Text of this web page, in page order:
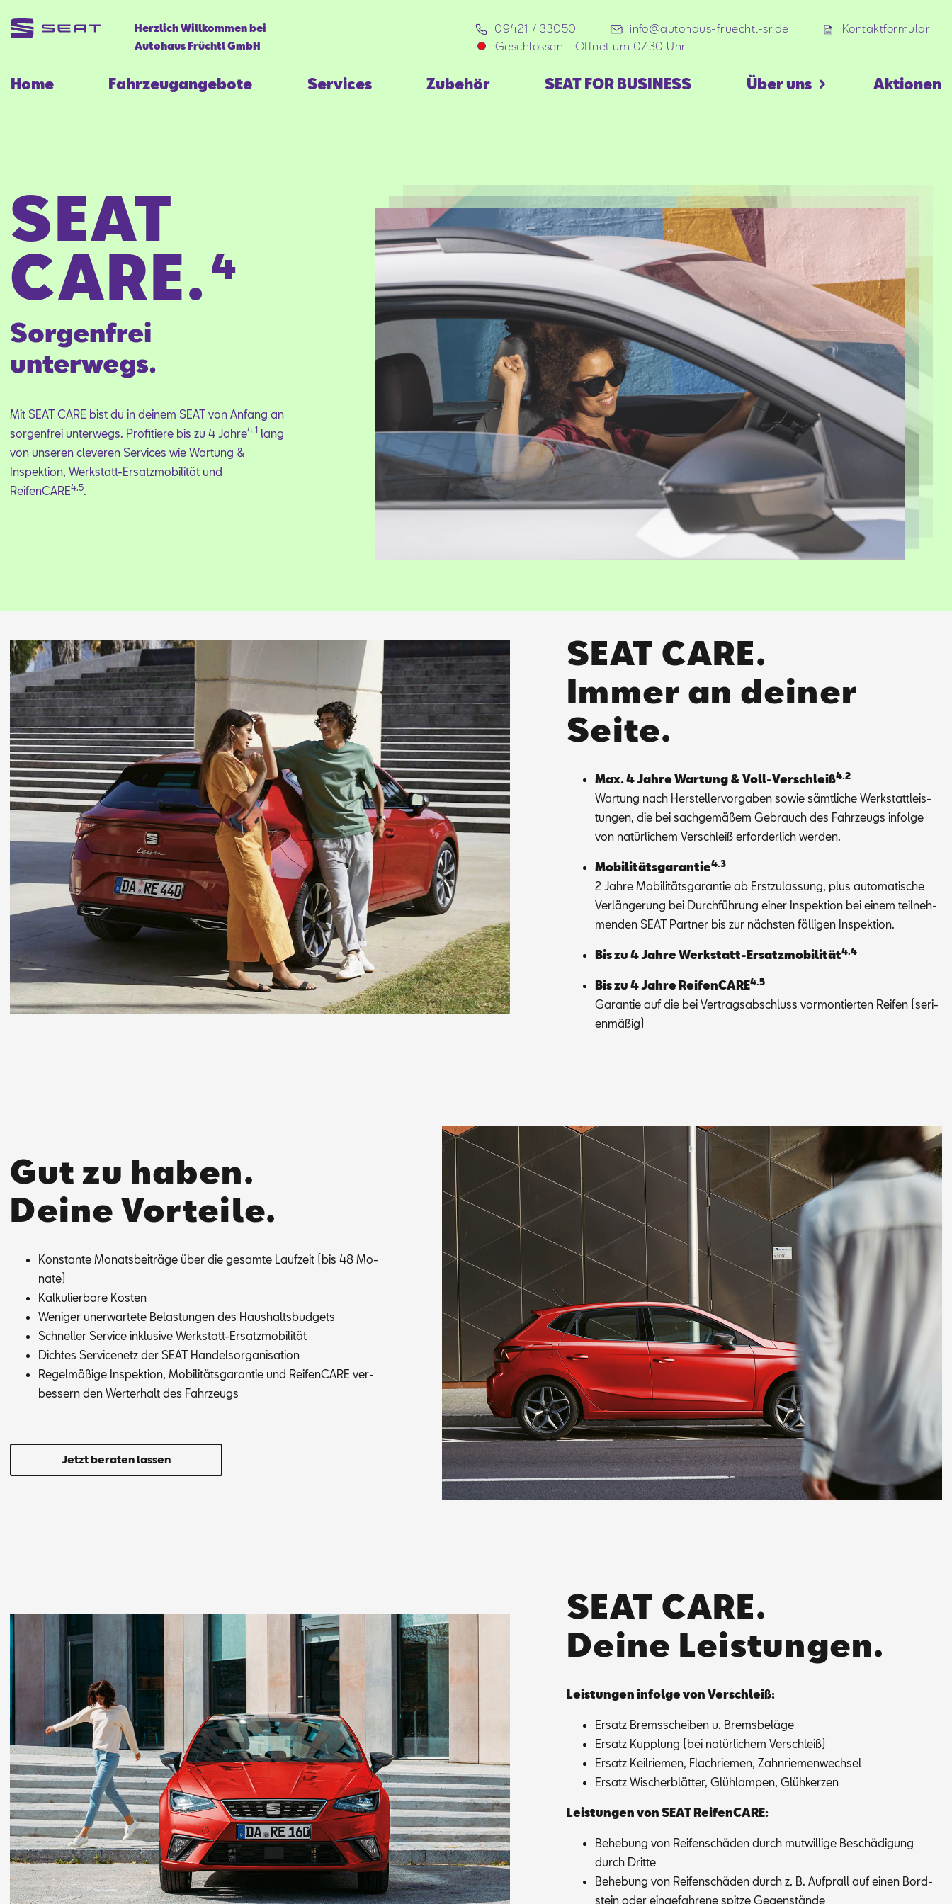
Herzlich Willkommen bei
Autohaus Früchtl GmbH
09421 / 33050 info@autohaus-fruechtl-sr.de
Kontaktformular
Geschlossen - Öffnet um 07:30 Uhr
Home Fahrzeugangebote Services Zubehör SEAT FOR BUSINESS Über uns Aktionen
SEAT
CARE.⁴
Sorgenfrei
unterwegs.
Mit SEAT CARE bist du in dei­nem SEAT von An­fang an
sor­gen­frei un­ter­wegs. Pro­fi­tie­re bis zu 4 Jah­re4.1 lang
von un­se­ren cle­ve­ren Ser­vices wie War­tung &
In­spek­ti­on, Werk­statt-Er­satz­mo­bi­li­tät und
Rei­fen­CA­RE4.5.
SEAT CARE.
Immer an deiner
Seite.
Max. 4 Jah­re War­tung & Voll-Ver­schleiß4.2
War­tung nach Her­stel­ler­vor­ga­ben so­wie sämt­li­che Werk­statt­leis­
tun­gen, die bei sach­ge­mä­ßem Ge­brauch des Fahr­zeugs in­fol­ge
von na­tür­li­chem Ver­schleiß er­for­der­lich wer­den.
Mo­bi­li­täts­ga­ran­tie4.3
2 Jah­re Mo­bi­li­täts­ga­ran­tie ab Erst­zu­las­sung, plus au­to­ma­ti­sche
Ver­län­ge­rung bei Durch­füh­rung ei­ner In­spek­ti­on bei ei­nem teil­neh­
men­den SEAT Part­ner bis zur nächs­ten fäl­li­gen In­spek­ti­on.
Bis zu 4 Jah­re Werk­statt-Er­satz­mo­bi­li­tät4.4
Bis zu 4 Jah­re Rei­fen­CA­RE4.5
Ga­ran­tie auf die bei Ver­trags­ab­schluss vor­mon­tier­ten Rei­fen (se­ri­
en­mä­ßig)
Gut zu haben.
Deine Vorteile.
Kon­stan­te Mo­nats­bei­trä­ge über die ge­sam­te Lauf­zeit (bis 48 Mo­
na­te)
Kal­ku­lier­ba­re Kos­ten
We­ni­ger un­er­war­te­te Be­las­tun­gen des Haus­halts­bud­gets
Schnel­ler Ser­vice in­klu­si­ve Werk­statt-Er­satz­mo­bi­li­tät
Dich­tes Ser­vice­netz der SEAT Han­dels­or­ga­ni­sa­ti­on
Re­gel­mä­ßi­ge In­spek­ti­on, Mo­bi­li­täts­ga­ran­tie und Rei­fen­CA­RE ver­
bes­sern den Wert­erhalt des Fahr­zeugs
Jetzt beraten lassen
SEAT CARE.
Deine Leistungen.
Leis­tun­gen in­fol­ge von Ver­schleiß:
Er­satz Brems­schei­ben u. Brems­be­lä­ge
Er­satz Kupp­lung (bei na­tür­li­chem Ver­schleiß)
Er­satz Keil­rie­men, Flach­rie­men, Zahn­rie­men­wech­sel
Er­satz Wi­scher­blät­ter, Glüh­lam­pen, Glüh­ker­zen
Leis­tun­gen von SEAT Rei­fen­CA­RE:
Be­he­bung von Rei­fen­schä­den durch mut­wil­li­ge Be­schä­di­gung
durch Drit­te
Be­he­bung von Rei­fen­schä­den durch z. B. Auf­prall auf ei­nen Bord­
stein oder ein­ge­fah­re­ne spit­ze Ge­gen­stän­de